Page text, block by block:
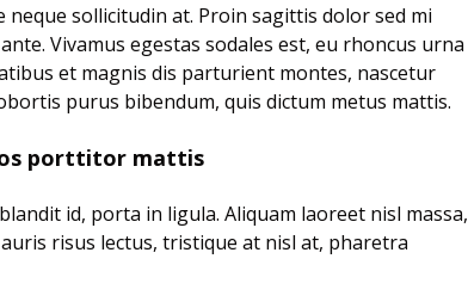
sollicitudin at. Proin sagittis dolor sed mi
Vivamus egestas sodales est, eu rhoncus urna
et magnis dis parturient montes, nascetur
purus bibendum, quis dictum metus mattis.
porttitor mattis
id, porta in ligula. Aliquam laoreet nisl massa,
risus lectus, tristique at nisl at, pharetra